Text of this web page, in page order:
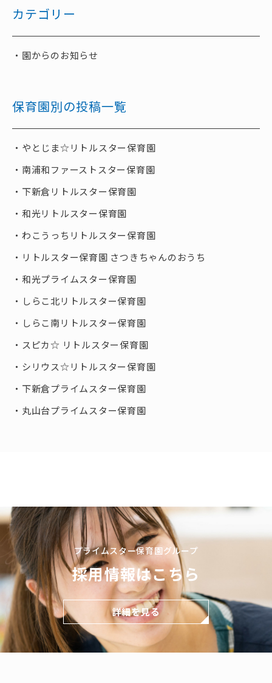
カテゴリー
園からのお知らせ
保育園別の投稿一覧
やとじま☆リトルスター保育園
南浦和ファーストスター保育園
下新倉リトルスター保育園
和光リトルスター保育園
わこうっちリトルスター保育園
リトルスター保育園 さつきちゃんのおうち
和光プライムスター保育園
しらこ北リトルスター保育園
しらこ南リトルスター保育園
スピカ☆ リトルスター保育園
シリウス☆リトルスター保育園
下新倉プライムスター保育園
丸山台プライムスター保育園
プライムスター保育園グループ
採用情報はこちら
詳細を見る